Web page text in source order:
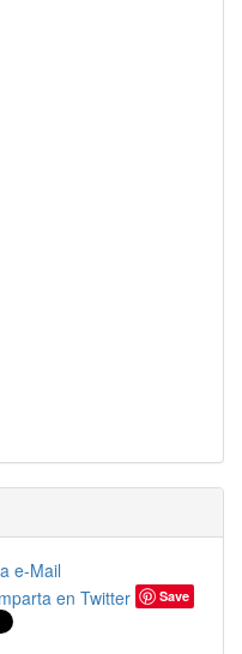
Save